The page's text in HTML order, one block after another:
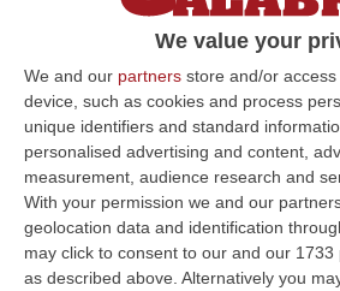
We value your
We and our partners store and/or
device, such as cookies and process
unique identifiers and standard
personalised advertising and content,
measurement, audience research and
With your permission we and our
geolocation data and identification
may click to consent to our and our 1733
as described above. Alternatively you
nuovo e straordinario, che
borgo con la cultura, i tesori
dell’altro. Ed invece devo
non più in silenzio, alla
con la quale l’attuale
si fa piovere addosso gli
provvedimenti, le decisioni,
completare una vergognosa